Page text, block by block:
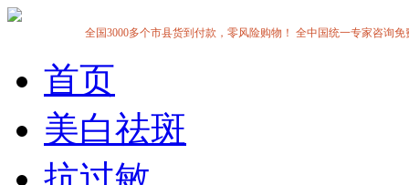
全国3000多个市县货到付款，零风险购物！ 全中国统一专家咨询免
首页
美白祛斑